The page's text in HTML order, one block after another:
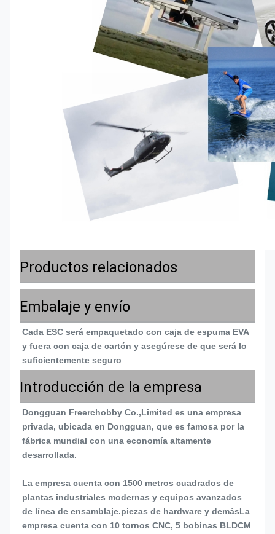
Productos relacionados
Embalaje y envío
Cada ESC será empaquetado con caja de espuma EVA
y fuera con caja de cartón y asegúrese de que será lo
suficientemente seguro
Introducción de la empresa
Dongguan Freerchobby Co.,Limited es una empresa
privada, ubicada en Dongguan, que es famosa por la
fábrica mundial con una economía altamente
desarrollada.
La empresa cuenta con 1500 metros cuadrados de
plantas industriales modernas y equipos avanzados
de línea de ensamblaje.piezas de hardware y demásLa
empresa cuenta con 10 tornos CNC, 5 bobinas BLDCM